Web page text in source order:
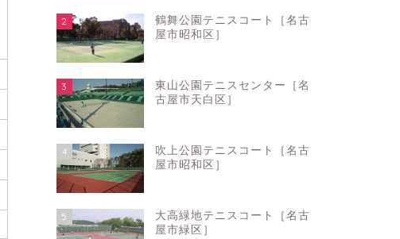
2
鶴舞公園テニスコート［名古
屋市昭和区］
3
東山公園テニスセンター［名
古屋市天白区］
4
吹上公園テニスコート［名古
屋市昭和区］
5
大高緑地テニスコート［名古
屋市緑区］